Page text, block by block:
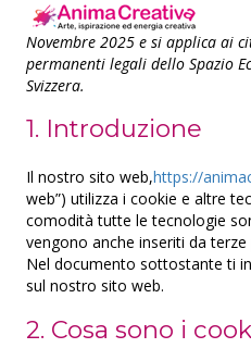
Questa politica sui cookie è
Novembre 2025 e si applica ai
permanenti legali dello Spazio
Svizzera.
1. Introduzione
Il nostro sito web,https://
web”) utilizza i cookie e altre
comodità tutte le tecnologie
vengono anche inseriti da
Nel documento sottostante ti
sul nostro sito web.
2. Cosa sono i